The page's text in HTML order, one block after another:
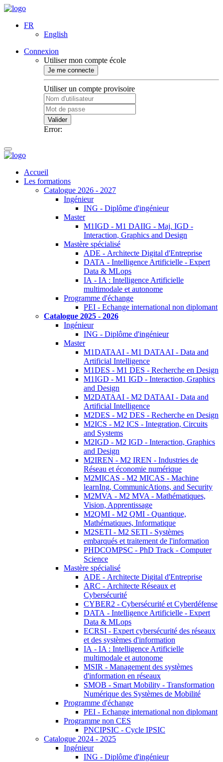
FR
English
Connexion
Utiliser mon compte école
Je me connecte
Utiliser un compte provisoire
Valider
Error:
Accueil
Les formations
Catalogue 2026 - 2027
Ingénieur
ING - Diplôme d'ingénieur
Master
M1IGD - M1 DAIIG - Maj. IGD -
Interaction, Graphics and Design
Mastère spécialisé
ADE - Architecte Digital d'Entreprise
DATA - Intelligence Artificielle - Expert
Data & MLops
IA - IA : Intelligence Artificielle
multimodale et autonome
Programme d'échange
PEI - Echange international non diplomant
Catalogue 2025 - 2026
Ingénieur
ING - Diplôme d'ingénieur
Master
M1DATAAI - M1 DATAAI - Data and
Artificial Intelligence
M1DES - M1 DES - Recherche en Design
M1IGD - M1 IGD - Interaction, Graphics
and Design
M2DATAAI - M2 DATAAI - Data and
Artificial Intelligence
M2DES - M2 DES - Recherche en Design
M2ICS - M2 ICS - Integration, Circuits
and Systems
M2IGD - M2 IGD - Interaction, Graphics
and Design
M2IREN - M2 IREN - Industries de
Réseau et économie numérique
M2MICAS - M2 MICAS - Machine
learnIng, CommunicAtions, and Security
M2MVA - M2 MVA - Mathématiques,
Vision, Apprentissage
M2QMI - M2 QMI - Quantique,
Mathématiques, Informatique
M2SETI - M2 SETI - Systèmes
embarqués et traitement de l'information
PHDCOMPSC - PhD Track - Computer
Science
Mastère spécialisé
ADE - Architecte Digital d'Entreprise
ARC - Architecte Réseaux et
Cybersécurité
CYBER2 - Cybersécurité et Cyberdéfense
DATA - Intelligence Artificielle - Expert
Data & MLops
ECRSI - Expert cybersécurité des réseaux
et des systèmes d'information
IA - IA : Intelligence Artificielle
multimodale et autonome
MSIR - Management des systèmes
d'information en réseaux
SMOB - Smart Mobility - Transformation
Numérique des Systèmes de Mobilité
Programme d'échange
PEI - Echange international non diplomant
Programme non CES
PNCIPSIC - Cycle IPSIC
Catalogue 2024 - 2025
Ingénieur
ING - Diplôme d'ingénieur